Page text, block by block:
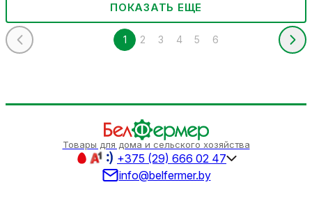
ПОКАЗАТЬ ЕЩЕ
1 2 3 4 5 6
Товары для дома и сельского хозяйства
+375 (29) 666 02 47
info@belfermer.by